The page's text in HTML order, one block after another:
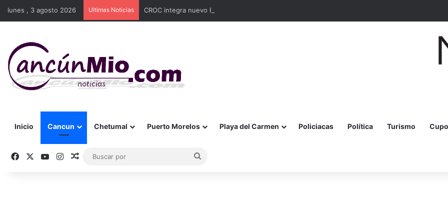
lunes , 3 agosto 2026 Ultimas Noticias CROC integra nuevo Frente Juvenil Sindicalista en la Sección 35 de Cancún
Inicio Cancun Chetumal Puerto Morelos Playa del Carmen Policiacas Política Turismo
FacebookYouTubeInstagram
Publicación al azar